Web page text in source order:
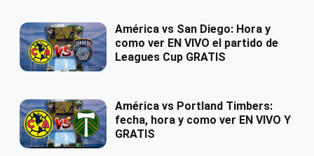
América vs San Diego: Hora y
como ver EN VIVO el partido de
Leagues Cup GRATIS
América vs Portland Timbers:
fecha, hora y como ver EN VIVO Y
GRATIS